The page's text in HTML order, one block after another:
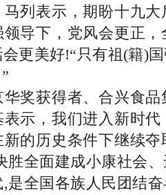
表示，期盼十九大
领导下，党风会更正
更美好!“只有祖(籍)
获得者、合兴食品
示，我们进入新时
的历史条件下继续
胜全面建成小康社会
是全国各族人民团结